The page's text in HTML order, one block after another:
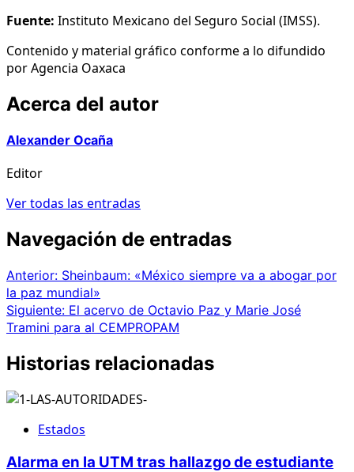
Fuente: Instituto Mexicano del Seguro Social (IMSS).
Contenido y material gráfico conforme a lo difundido
por Agencia Oaxaca
Acerca del autor
Alexander Ocaña
Editor
Ver todas las entradas
Navegación de entradas
Anterior: Sheinbaum: «México siempre va a abogar por
la paz mundial»
Siguiente: El acervo de Octavio Paz y Marie José
Tramini para al CEMPROPAM
Historias relacionadas
Estados
Alarma en la UTM tras hallazgo de estudiante